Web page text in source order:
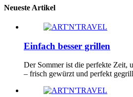
Neueste Artikel
Einfach besser grillen
Der Sommer ist die perfekte Zeit,
– frisch gewürzt und perfekt